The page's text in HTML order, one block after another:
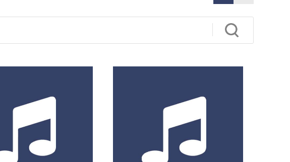
圖
片
圖
文